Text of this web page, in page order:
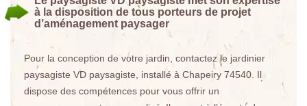
à la disposition de tous porteurs de projet
d’aménagement paysager
Pour la conception de votre jardin, contactez le jardinier
paysagiste VD paysagiste, installé à Chapeiry 74540. Il
dispose des compétences pour vous offrir un